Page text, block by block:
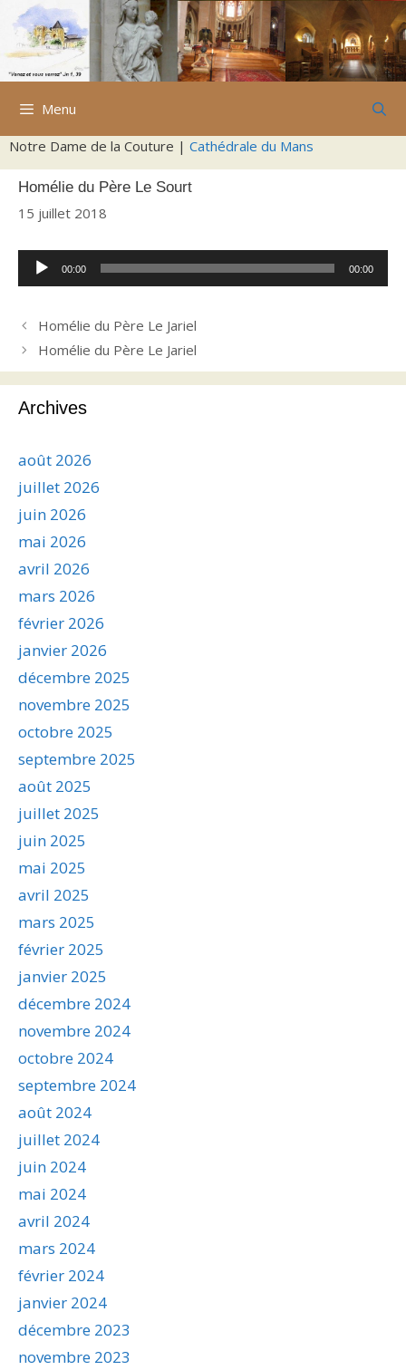
Aller
contenu
Menu
Notre Dame de la Couture | Cathédrale du Mans
Homélie du Père Le Sourt
15 juillet 2018
Lecteur
audio
00:00 00:00
Homélie du Père Le Jariel
Homélie du Père Le Jariel
Archives
août 2026
juillet 2026
juin 2026
mai 2026
avril 2026
mars 2026
février 2026
janvier 2026
décembre 2025
novembre 2025
octobre 2025
septembre 2025
août 2025
juillet 2025
juin 2025
mai 2025
avril 2025
mars 2025
février 2025
janvier 2025
décembre 2024
novembre 2024
octobre 2024
septembre 2024
août 2024
juillet 2024
juin 2024
mai 2024
avril 2024
mars 2024
février 2024
janvier 2024
décembre 2023
novembre 2023